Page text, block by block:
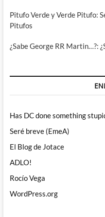
Pitufo Verde y Verde Pitufo:
Pitufos
¿Sabe George RR Martin…?:
Has DC done something
Seré breve (EmeA)
El Blog de Jotace
ADLO!
Rocío Vega
WordPress.org